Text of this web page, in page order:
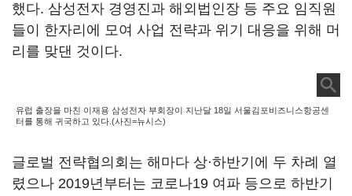
했다. 삼성전자 경영진과 해외법인장 등 주요 임직원
들이 한자리에 모여 사업 전략과 위기 대응을 위해 머
리를 맞댄 것이다.
유럽 출장을 마친 이재용 삼성전자 부회장이 지난달 18일 서울김포비즈니스항공센
터를 통해 귀국하고 있다.(사진=뉴시스)
글로벌 전략협의회는 해마다 상·하반기에 두 차례 열
렸으나 2019년부터는 코로나19 여파 등으로 하반기